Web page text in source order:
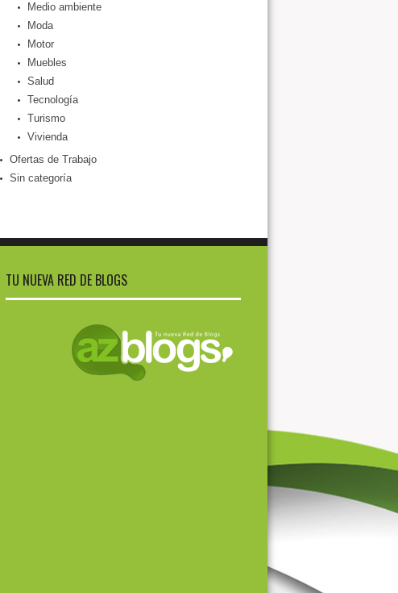
Medio ambiente
Moda
Motor
Muebles
Salud
Tecnología
Turismo
Vivienda
Ofertas de Trabajo
Sin categoría
TU NUEVA RED DE BLOGS